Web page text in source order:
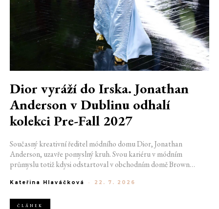
Dior vyráží do Irska. Jonathan
Anderson v Dublinu odhalí
kolekci Pre-Fall 2027
Současný kreativní ředitel módního domu Dior, Jonathan
Anderson, uzavře pomyslný kruh. Svou kariéru v módním
průmyslu totiž kdysi odstartoval v obchodním domě Brown
jedné z největších luxusních značek světa. V prosinci totiž v
Fall 2027.
Kateřina Hlaváčková - 22. 7. 2026
ČLÁNEK